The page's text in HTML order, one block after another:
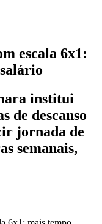
escala 6x1:
institui
de descanso
jornada de
semanais,